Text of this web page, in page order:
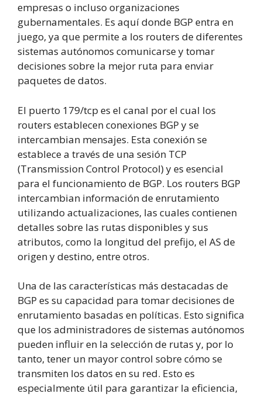
empresas o incluso organizaciones
gubernamentales. Es aquí donde BGP entra en
juego, ya que permite a los routers de diferentes
sistemas autónomos comunicarse y tomar
decisiones sobre la mejor ruta para enviar
paquetes de datos.
El puerto 179/tcp es el canal por el cual los
routers establecen conexiones BGP y se
intercambian mensajes. Esta conexión se
establece a través de una sesión TCP
(Transmission Control Protocol) y es esencial
para el funcionamiento de BGP. Los routers BGP
intercambian información de enrutamiento
utilizando actualizaciones, las cuales contienen
detalles sobre las rutas disponibles y sus
atributos, como la longitud del prefijo, el AS de
origen y destino, entre otros.
Una de las características más destacadas de
BGP es su capacidad para tomar decisiones de
enrutamiento basadas en políticas. Esto significa
que los administradores de sistemas autónomos
pueden influir en la selección de rutas y, por lo
tanto, tener un mayor control sobre cómo se
transmiten los datos en su red. Esto es
especialmente útil para garantizar la eficiencia,